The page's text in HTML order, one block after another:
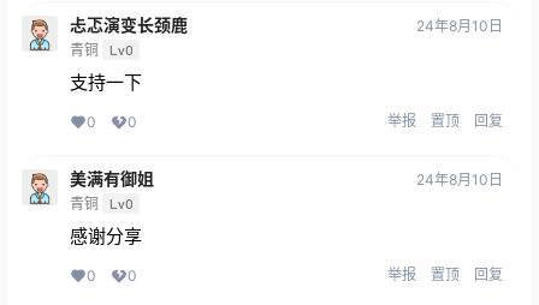
忐忑演变长颈鹿
青铜 Lv0
24年8月10日
支持一下
0 0 举报 置顶 回复
美满有御姐
青铜 Lv0
24年8月10日
感谢分享
0 0 举报 置顶 回复